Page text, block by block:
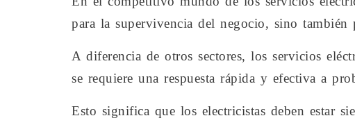
para la supervivencia del negocio, sino
A diferencia de otros sectores, los servicios
se requiere una respuesta rápida y efectiva a
Esto significa que los electricistas deben estar